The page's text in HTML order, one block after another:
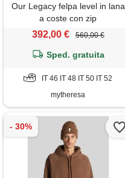
Our Legacy felpa level in lana
a coste con zip
392,00 € 560,00 €
Sped. gratuita
IT 46 IT 48 IT 50 IT 52
mytheresa